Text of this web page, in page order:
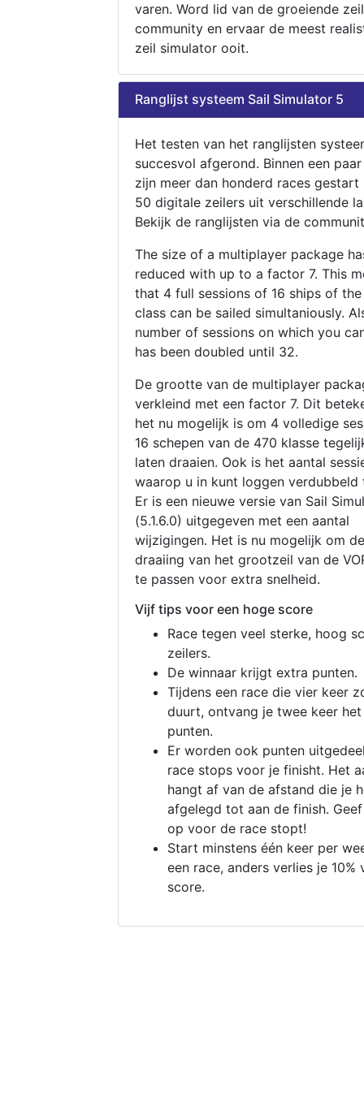
varen. Word lid van de groeiende zeil
community en ervaar de meest
zeil simulator ooit.
Ranglijst systeem Sail Simulator 5
Het testen van het ranglijsten
succesvol afgerond. Binnen een
zijn meer dan honderd races gestart
50 digitale zeilers uit verschillende
Bekijk de ranglijsten via de
The size of a multiplayer package
reduced with up to a factor 7. This
that 4 full sessions of 16 ships of
class can be sailed simultaniously.
number of sessions on which you
has been doubled until 32.
De grootte van de multiplayer
verkleind met een factor 7. Dit
het nu mogelijk is om 4 volledige
16 schepen van de 470 klasse
laten draaien. Ook is het aantal
waarop u in kunt loggen verdubbeld
Er is een nieuwe versie van Sail
(5.1.6.0) uitgegeven met een aantal
wijzigingen. Het is nu mogelijk om de
draaiing van het grootzeil van de
te passen voor extra snelheid.
Vijf tips voor een hoge score
Race tegen veel sterke, hoog
zeilers.
De winnaar krijgt extra punten.
Tijdens een race die vier keer
duurt, ontvang je twee keer
punten.
Er worden ook punten
race stops voor je finisht. Het
hangt af van de afstand die je
afgelegd tot aan de finish.
op voor de race stopt!
Start minstens één keer per
een race, anders verlies je 10%
score.